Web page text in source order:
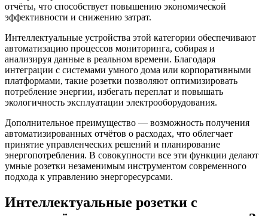
отчёты, что способствует повышению экономической
эффективности и снижению затрат.
Интеллектуальные устройства этой категории обеспечивают
автоматизацию процессов мониторинга, собирая и
анализируя данные в реальном времени. Благодаря
интеграции с системами умного дома или корпоративными
платформами, такие розетки позволяют оптимизировать
потребление энергии, избегать переплат и повышать
экологичность эксплуатации электрооборудования.
Дополнительное преимущество — возможность получения
автоматизированных отчётов о расходах, что облегчает
принятие управленческих решений и планирование
энергопотребления. В совокупности все эти функции делают
умные розетки незаменимым инструментом современного
подхода к управлению энергоресурсами.
Интеллектуальные розетки с